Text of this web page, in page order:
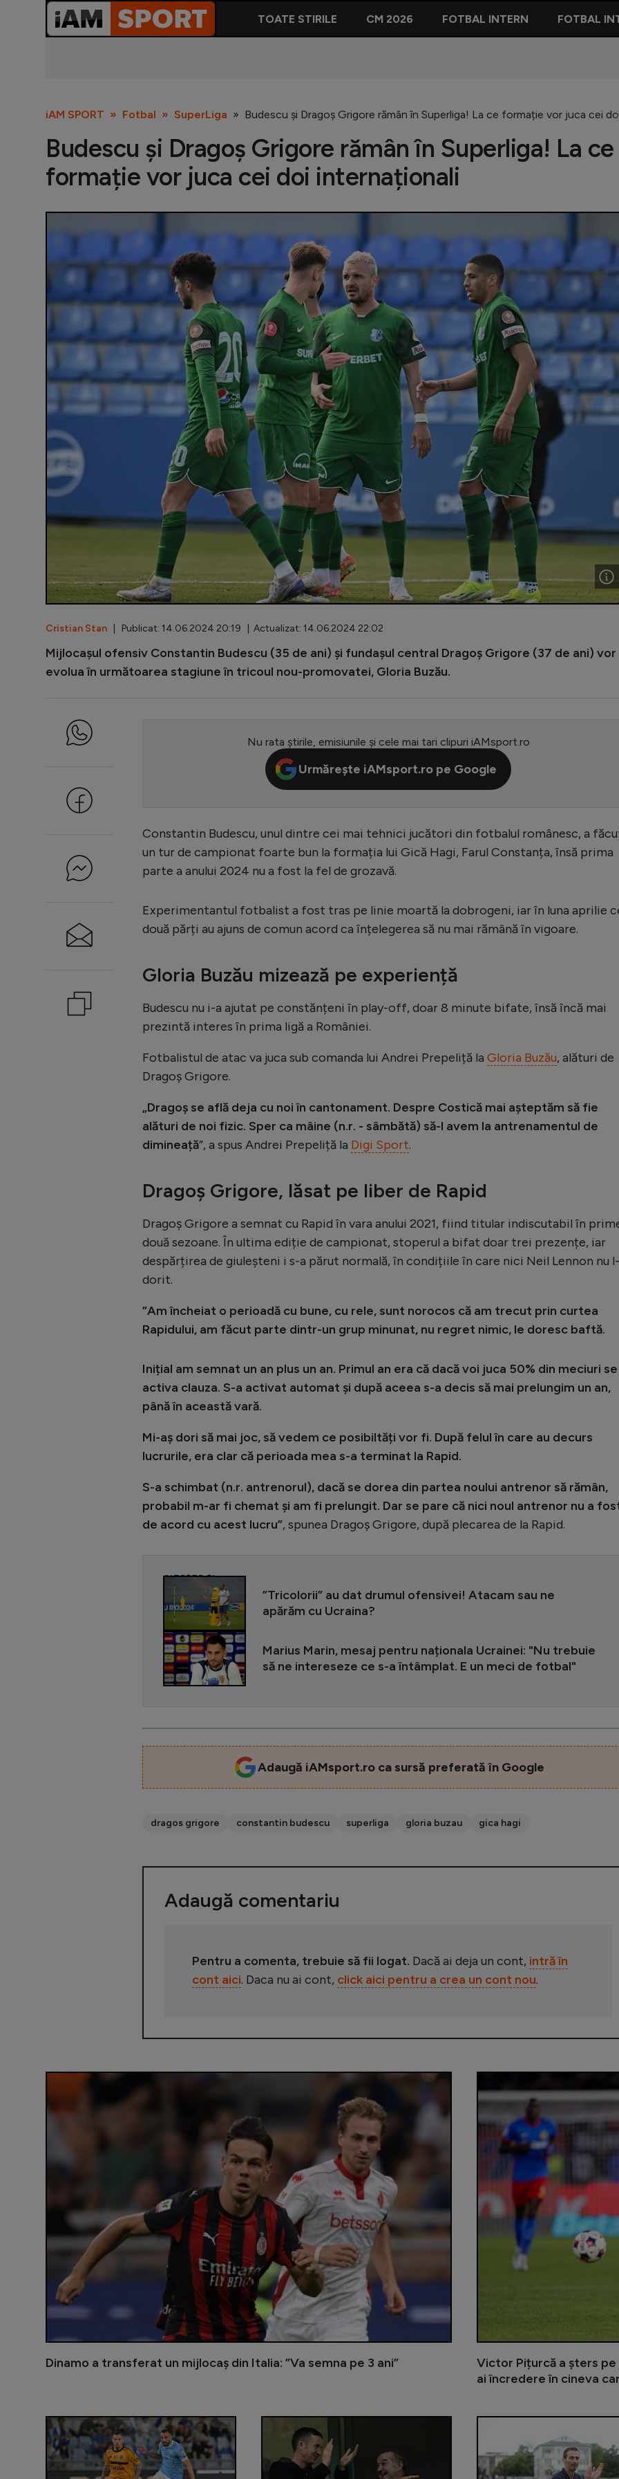
TOATE STIRILE CM 2026 FOTBAL INTERN FOTBAL
iAM SPORT Fotbal SuperLiga Budescu și Dragoș Grigore rămân în Superliga! La ce formație vor juca cei
Budescu și Dragoș Grigore rămân în Superliga! La ce
formație vor juca cei doi internaționali
Cristian Stan | Publicat: 14.06.2024 20:19 | Actualizat: 14.06.2024 22:02
Mijlocașul ofensiv Constantin Budescu (35 de ani) și fundașul central Dragoș Grigore (37 de ani) vor
evolua în următoarea stagiune în tricoul nou-promovatei, Gloria Buzău.
Nu rata știrile, emisiunile și cele mai tari clipuri iAMsport.ro
Urmărește iAMsport.ro pe Google
Constantin Budescu, unul dintre cei mai tehnici jucători din fotbalul românesc, a
un tur de campionat foarte bun la formația lui Gică Hagi, Farul Constanța, însă prima
parte a anului 2024 nu a fost la fel de grozavă.
Experimentantul fotbalist a fost tras pe linie moartă la dobrogeni, iar în luna aprilie
două părți au ajuns de comun acord ca înțelegerea să nu mai rămână în vigoare.
Gloria Buzău mizează pe experiență
Budescu nu i-a ajutat pe constănțeni în play-off, doar 8 minute bifate, însă încă mai
prezintă interes în prima ligă a României.
Fotbalistul de atac va juca sub comanda lui Andrei Prepeliță la Gloria Buzău, alături de
Dragoș Grigore.
„Dragoș se află deja cu noi în cantonament. Despre Costică mai așteptăm să fie
alături de noi fizic. Sper ca mâine (n.r. - sâmbătă) să-l avem la antrenamentul de
dimineață”, a spus Andrei Prepeliță la Digi Sport.
Dragoș Grigore, lăsat pe liber de Rapid
Dragoș Grigore a semnat cu Rapid în vara anului 2021, fiind titular indiscutabil în
două sezoane. În ultima ediție de campionat, stoperul a bifat doar trei prezențe, iar
despărțirea de giuleșteni i s-a părut normală, în condițiile în care nici Neil Lennon nu
dorit.
”Am încheiat o perioadă cu bune, cu rele, sunt norocos că am trecut prin curtea
Rapidului, am făcut parte dintr-un grup minunat, nu regret nimic, le doresc baftă.
Inițial am semnat un an plus un an. Primul an era că dacă voi juca 50% din meciuri
activa clauza. S-a activat automat și după aceea s-a decis să mai prelungim un an,
până în această vară.
Mi-aș dori să mai joc, să vedem ce posibiltăți vor fi. După felul în care au decurs
lucrurile, era clar că perioada mea s-a terminat la Rapid.
S-a schimbat (n.r. antrenorul), dacă se dorea din partea noului antrenor să rămân,
probabil m-ar fi chemat și am fi prelungit. Dar se pare că nici noul antrenor nu a
de acord cu acest lucru”, spunea Dragoș Grigore, după plecarea de la Rapid.
CITEȘTE ȘI
”Tricolorii” au dat drumul ofensivei! Atacam sau ne
apărăm cu Ucraina?
Marius Marin, mesaj pentru naționala Ucrainei: "Nu trebuie
să ne intereseze ce s-a întâmplat. E un meci de fotbal"
Adaugă iAMsport.ro ca sursă preferată în Google
dragos grigore constantin budescu superliga gloria buzau gica hagi
Adaugă comentariu
Pentru a comenta, trebuie să fii logat. Dacă ai deja un cont, intră în
cont aici. Daca nu ai cont, click aici pentru a crea un cont nou.
Dinamo a transferat un mijlocaș din Italia: ”Va semna pe 3 ani”
Victor Pițurcă a șters pe
ai încredere în cineva